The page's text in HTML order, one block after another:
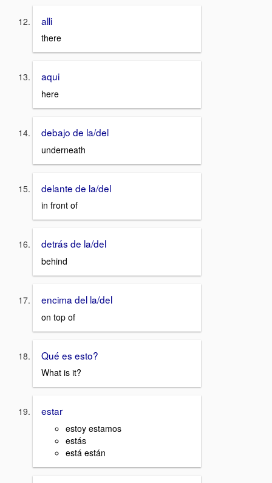
alli
there
aqui
here
debajo de la/del
underneath
delante de la/del
in front of
detrás de la/del
behind
encima del la/del
on top of
Qué es esto?
What is it?
estar
estoy estamos
estás
está están